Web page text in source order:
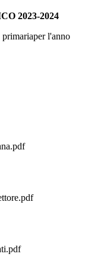
2023-2024
l'anno